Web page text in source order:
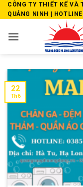
Skip
to
CÔNG TY THIẾT KẾ VÀ
QUẢNG NINH |
22
Th6